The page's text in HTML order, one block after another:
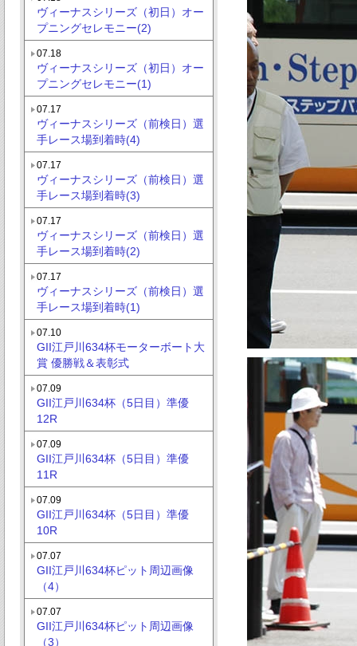
ヴィーナスシリーズ（初日）オー
プニングセレモニー(2)
07.18
ヴィーナスシリーズ（初日）オー
プニングセレモニー(1)
07.17
ヴィーナスシリーズ（前検日）選
手レース場到着時(4)
07.17
ヴィーナスシリーズ（前検日）選
手レース場到着時(3)
07.17
ヴィーナスシリーズ（前検日）選
手レース場到着時(2)
07.17
ヴィーナスシリーズ（前検日）選
手レース場到着時(1)
07.10
GII江戸川634杯モーターボート大
賞 優勝戦＆表彰式
07.09
GII江戸川634杯（5日目）準優
12R
07.09
GII江戸川634杯（5日目）準優
11R
07.09
GII江戸川634杯（5日目）準優
10R
07.07
GII江戸川634杯ピット周辺画像
（4）
07.07
GII江戸川634杯ピット周辺画像
（3）